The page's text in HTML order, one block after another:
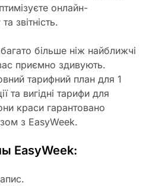
онлайн-
звітність.
більше ніж найближчі
приємно здивують.
тарифний план для 1
та вигідні тарифи для
краси гарантовано
з EasyWeek.
EasyWeek: